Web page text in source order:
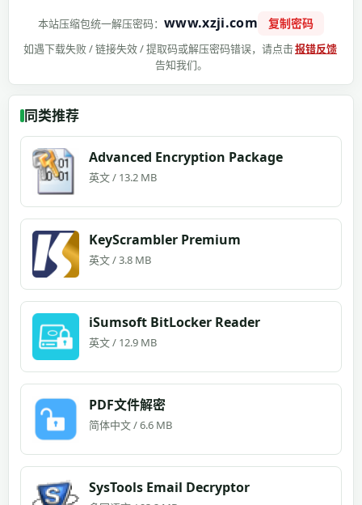
本站压缩包统一解压密码：www.xzji.com 复制密码
如遇下载失败 / 链接失效 / 提取码或解压密码错误，请点击报错反馈
告知我们。
同类推荐
Advanced Encryption Package
英文 / 13.2 MB
KeyScrambler Premium
英文 / 3.8 MB
iSumsoft BitLocker Reader
英文 / 12.9 MB
PDF文件解密
简体中文 / 6.6 MB
SysTools Email Decryptor